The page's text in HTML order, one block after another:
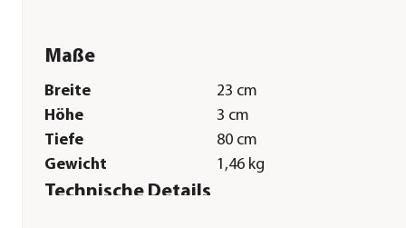
Maße
Breite
23 cm
Höhe
3 cm
Tiefe
80 cm
Gewicht
1,46 kg
Technische Details